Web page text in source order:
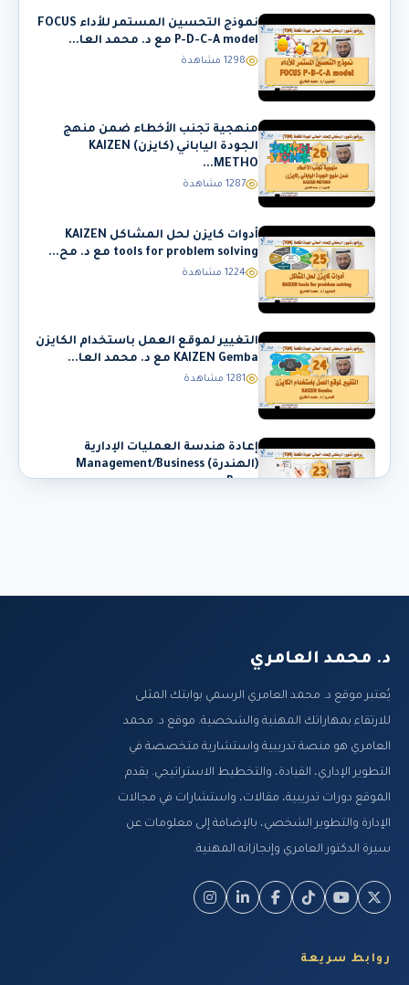
نموذج التحسين المستمر للأداء FOCUS
P-D-C-A model مع د. محمد العا...
1298 مشاهدة
منهجية تجنب الأخطاء ضمن منهج
الجودة الياباني (كايزن) KAIZEN
METHO...
1287 مشاهدة
أدوات كايزن لحل المشاكل KAIZEN
tools for problem solving مع د. مح...
1224 مشاهدة
التغيير لموقع العمل باستخدام الكايزن
KAIZEN Gemba مع د. محمد العا...
1281 مشاهدة
إعادة هندسة العمليات الإدارية
(الهندرة) Management/Business
Proce...
دور المقارنة المرجعية في تحسين إدارة
1512 مشاهدة
نظام ضبط الجودة وحساب تكاليفها
1224 مشاهدة
باتخاذ القرارات مع د. محمد الع...
1232 مشاهدة
د. محمد العامري
يُعتبر موقع د. محمد العامري الرسمي بوابتك المثلى
للارتقاء بمهاراتك المهنية والشخصية. موقع د. محمد
العامري هو منصة تدريبية واستشارية متخصصة في
التطوير الإداري، القيادة، والتخطيط الاستراتيجي. يقدم
الموقع دورات تدريبية، مقالات، واستشارات في مجالات
الإدارة والتطوير الشخصي، بالإضافة إلى معلومات عن
سيرة الدكتور العامري وإنجازاته المهنية.
روابط سريعة